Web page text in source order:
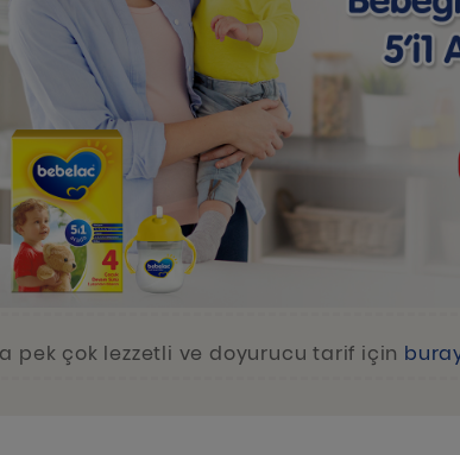
pek çok lezzetli ve doyurucu tarif için